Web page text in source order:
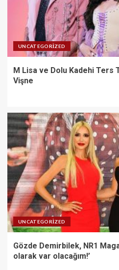
UNCATEGORIZED
M Lisa ve Dolu Kadehi Ters
Vişne
UNCATEGORIZED
Gözde Demirbilek, NR1
olarak var olacağım!’